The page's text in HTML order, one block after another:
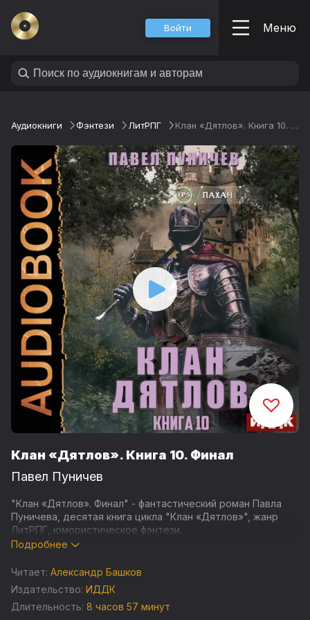
Войти Меню
Аудиокниги Фэнтези ЛитРПГ Клан «Дятлов». Книга 10. Финал
Клан «Дятлов». Книга 10. Финал
Павел Пуничев
"Клан «Дятлов». Финал" - фантастический роман Павла
Пуничева, десятая книга цикла "Клан «Дятлов»", жанр
ЛитРПГ, юмористическое фэнтези.
Дятлов в Волшебном мире. Всего то и осталось: убить
Морану - богиню смерти и развоплощения. Что может
быть легче? Раз, два и готово, а потом, все заживут
долго и счастливо.
Подробнее
Читает: Александр Башков
Издательство: ИДДК
Длительность: 8 часов 57 минут